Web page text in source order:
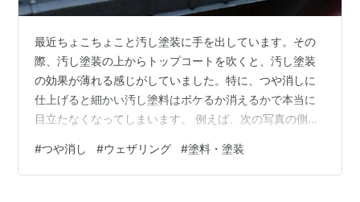
最近ちょこちょこと汚し塗装に手を出しています。その
際、汚し塗装の上からトップコートを吹くと、汚し塗装
の効果が薄れる感じがしていました。特に、つや消しに
仕上げると細かい汚し塗料はボケるか消えるかで本当に
目立たなくなってしまいます。 例えば、次の写真の側面
前、下がつや消し塗装後になります。製作記録のために
撮った写真だったため、撮影条件が違い過ぎて色味がま
#つや消し #ウェザリング #塗料・塗装